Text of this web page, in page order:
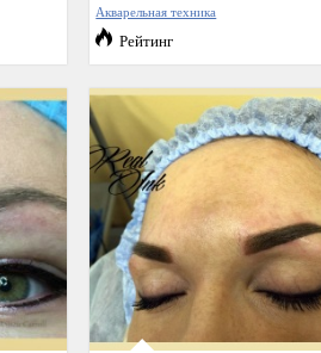
Акварельная техника
Рейтинг